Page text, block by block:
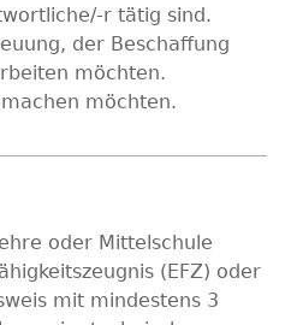
r tätig sind.
der Beschaffung
möchten.
möchten.
oder Mittelschule
(EFZ) oder
mit mindestens 3